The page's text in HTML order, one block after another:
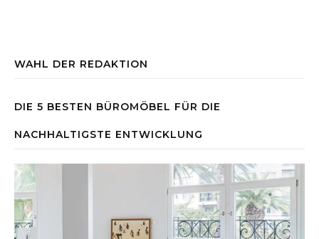
WAHL DER REDAKTION
DIE 5 BESTEN BÜROMÖBEL FÜR DIE
NACHHALTIGSTE ENTWICKLUNG